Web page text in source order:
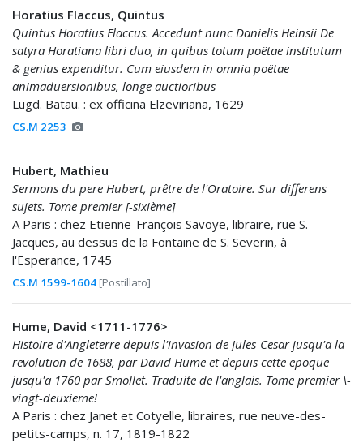
Horatius Flaccus, Quintus
Quintus Horatius Flaccus. Accedunt nunc Danielis Heinsii De
satyra Horatiana libri duo, in quibus totum poëtae institutum
& genius expenditur. Cum eiusdem in omnia poëtae
animaduersionibus, longe auctioribus
Lugd. Batau. : ex officina Elzeviriana, 1629
CS.M 2253
Hubert, Mathieu
Sermons du pere Hubert, prêtre de l'Oratoire. Sur differens
sujets. Tome premier [-sixième]
A Paris : chez Etienne-François Savoye, libraire, ruë S.
Jacques, au dessus de la Fontaine de S. Severin, à
l'Esperance, 1745
CS.M 1599-1604 [Postillato]
Hume, David <1711-1776>
Histoire d'Angleterre depuis l'invasion de Jules-Cesar jusqu'a la
revolution de 1688, par David Hume et depuis cette epoque
jusqu'a 1760 par Smollet. Traduite de l'anglais. Tome premier \-
vingt-deuxieme!
A Paris : chez Janet et Cotyelle, libraires, rue neuve-des-
petits-camps, n. 17, 1819-1822